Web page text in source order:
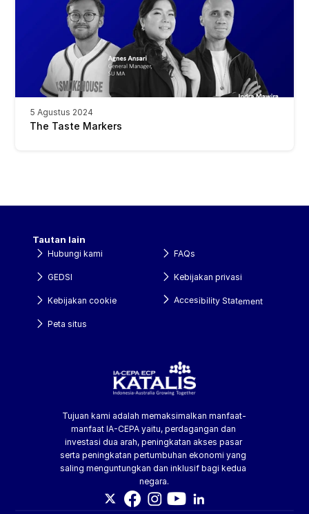
5 Agustus 2024
The Taste Markers
Tujuan kami adalah memaksimalkan manfaat-
manfaat IA-CEPA yaitu, perdagangan dan
investasi dua arah, peningkatan akses pasar
serta peningkatan pertumbuhan ekonomi yang
saling menguntungkan dan inklusif bagi kedua
negara.
Tautan lain
Hubungi kami FAQs
GEDSI Kebijakan privasi
Kebijakan cookie Accesibility Statement
Peta situs